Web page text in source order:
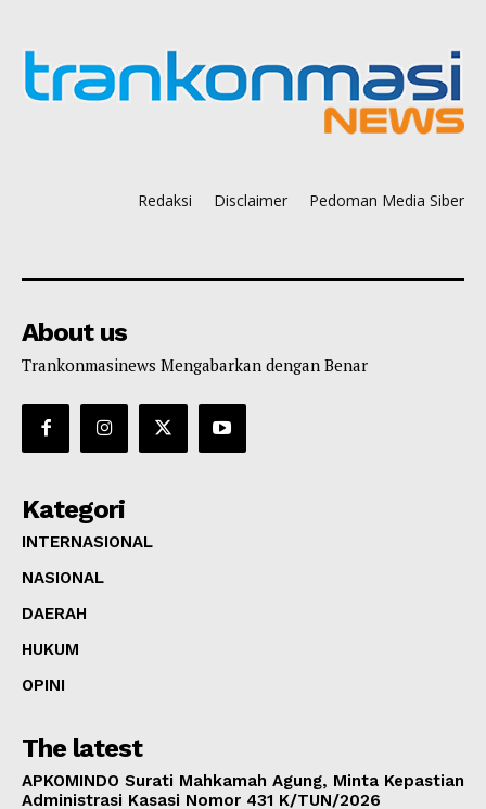
Redaksi Disclaimer Pedoman Media Siber
About us
Trankonmasinews Mengabarkan dengan Benar
Kategori
INTERNASIONAL
NASIONAL
DAERAH
HUKUM
OPINI
The latest
APKOMINDO Surati Mahkamah Agung, Minta Kepastian
Administrasi Kasasi Nomor 431 K/TUN/2026